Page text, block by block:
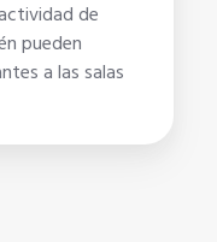
de
pueden
a las salas